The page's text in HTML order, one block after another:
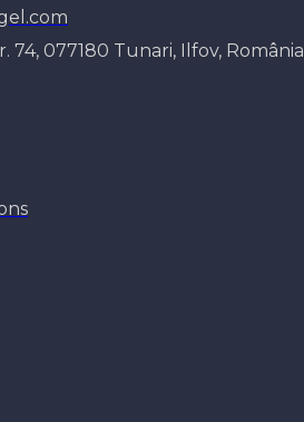
74, 077180 Tunari, Ilfov, România